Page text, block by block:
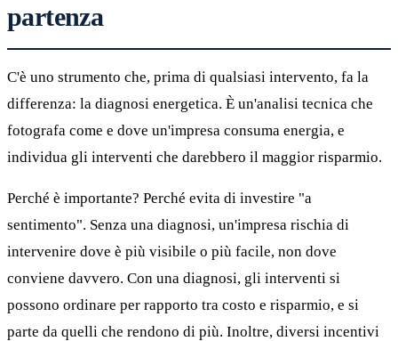
partenza
C'è uno strumento che, prima di qualsiasi intervento, fa la
differenza: la diagnosi energetica. È un'analisi tecnica che
fotografa come e dove un'impresa consuma energia, e
individua gli interventi che darebbero il maggior risparmio.
Perché è importante? Perché evita di investire "a
sentimento". Senza una diagnosi, un'impresa rischia di
intervenire dove è più visibile o più facile, non dove
conviene davvero. Con una diagnosi, gli interventi si
possono ordinare per rapporto tra costo e risparmio, e si
parte da quelli che rendono di più. Inoltre, diversi incentivi